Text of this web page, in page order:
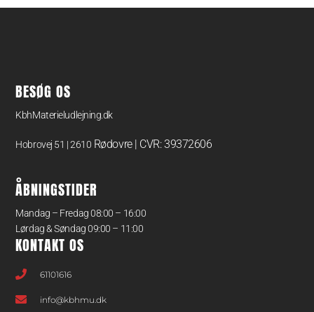
BESØG OS
KbhMaterieludlejning.dk
Hobrovej 51 | 2610 Rødovre | CVR: 39372606
ÅBNINGSTIDER
Mandag – Fredag 08:00 – 16:00
Lørdag & Søndag 09:00 – 11:00
KONTAKT OS
61101616
info@kbhmu.dk